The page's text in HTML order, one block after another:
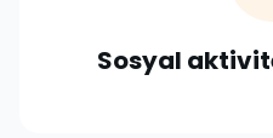
Sosyal